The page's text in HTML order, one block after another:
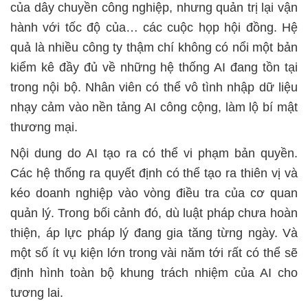
của dây chuyền công nghiệp, nhưng quản trị lại vận
hành với tốc độ của… các cuộc họp hội đồng. Hệ
quả là nhiều công ty thậm chí không có nổi một bản
kiểm kê đầy đủ về những hệ thống AI đang tồn tại
trong nội bộ. Nhân viên có thể vô tình nhập dữ liệu
nhạy cảm vào nền tảng AI công cộng, làm lộ bí mật
thương mại.
Nội dung do AI tạo ra có thể vi phạm bản quyền.
Các hệ thống ra quyết định có thể tạo ra thiên vị và
kéo doanh nghiệp vào vòng điều tra của cơ quan
quản lý. Trong bối cảnh đó, dù luật pháp chưa hoàn
thiện, áp lực pháp lý đang gia tăng từng ngày. Và
một số ít vụ kiện lớn trong vài năm tới rất có thể sẽ
định hình toàn bộ khung trách nhiệm của AI cho
tương lai.